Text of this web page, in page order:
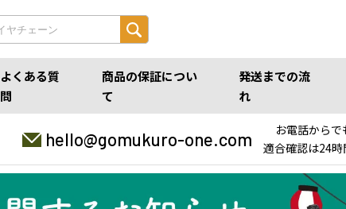
よくある質
問
商品の保証につい
て
発送までの流
れ
hello@gomukuro-one.com
お電話からで
適合確認は24